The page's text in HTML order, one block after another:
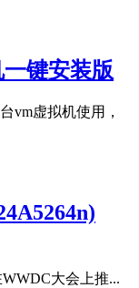
一键安装版
vm虚拟机使用，
WWDC大会上推...